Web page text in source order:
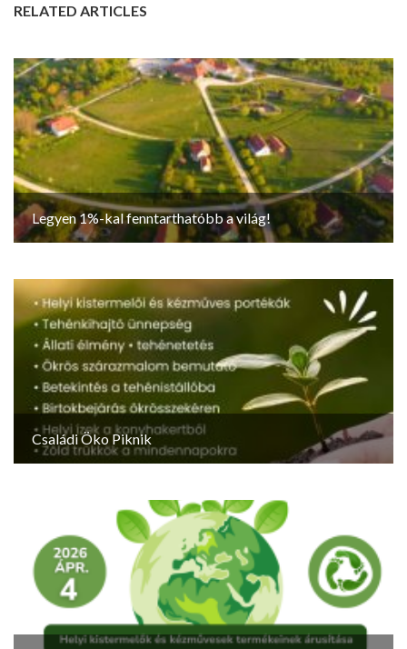
RELATED ARTICLES
Legyen 1%-kal fenntarthatóbb a világ!
Családi Öko Piknik